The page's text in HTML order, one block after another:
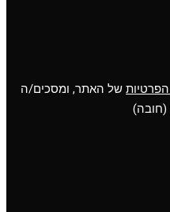
של האתר, ומסכים/ה